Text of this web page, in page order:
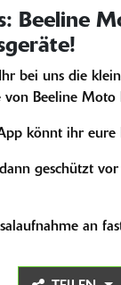
Beeline
bei uns die
von Beeline Moto
könnt ihr eure
geschützt
an